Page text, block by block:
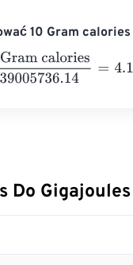
10 Gram
calories
Do